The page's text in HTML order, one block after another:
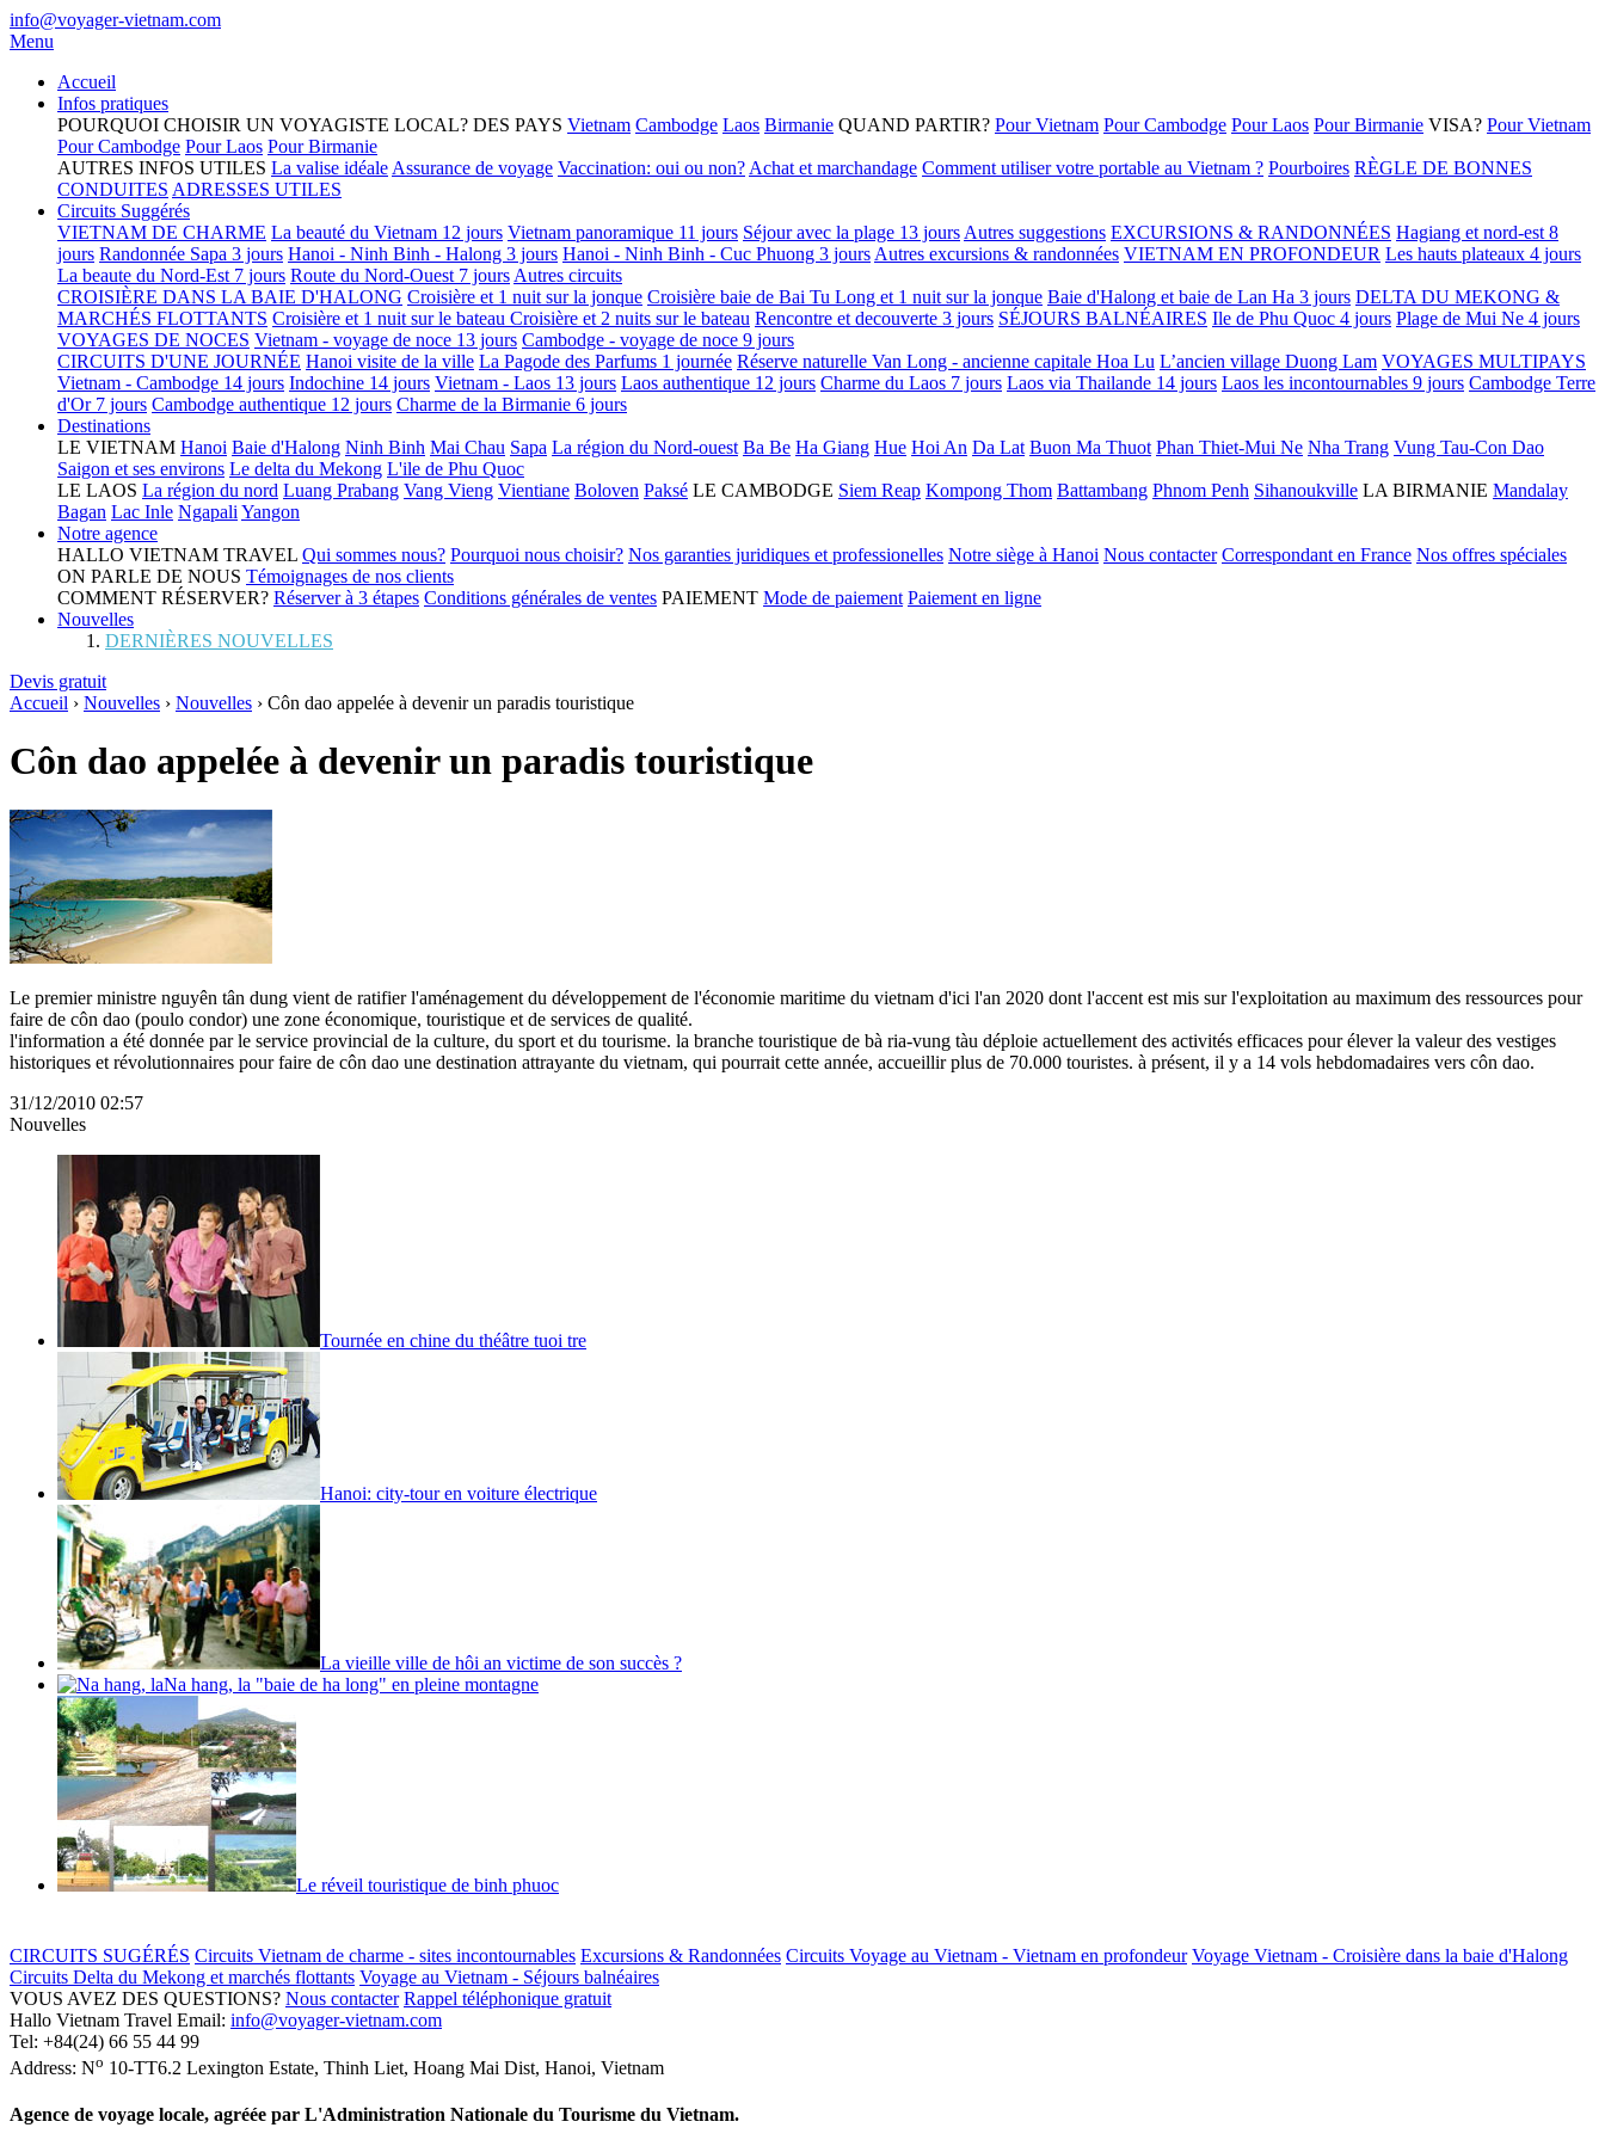
info@voyager-vietnam.com
Menu
Accueil
Infos pratiques
POURQUOI CHOISIR UN VOYAGISTE LOCAL? DES PAYS Vietnam Cambodge Laos Birmanie QUAND PARTIR? Pour Vietnam Pour Cambodge Pour Laos Pour Birmanie VISA? Pour Vietnam
Pour Cambodge Pour Laos Pour Birmanie
AUTRES INFOS UTILES La valise idéale Assurance de voyage Vaccination: oui ou non? Achat et marchandage Comment utiliser votre portable au Vietnam ? Pourboires RÈGLE DE BONNES
CONDUITES ADRESSES UTILES
Circuits Suggérés
VIETNAM DE CHARME La beauté du Vietnam 12 jours Vietnam panoramique 11 jours Séjour avec la plage 13 jours Autres suggestions EXCURSIONS & RANDONNÉES Hagiang et nord-est 8
jours Randonnée Sapa 3 jours Hanoi - Ninh Binh - Halong 3 jours Hanoi - Ninh Binh - Cuc Phuong 3 jours Autres excursions & randonnées VIETNAM EN PROFONDEUR Les hauts plateaux 4 jours
La beaute du Nord-Est 7 jours Route du Nord-Ouest 7 jours Autres circuits
CROISIÈRE DANS LA BAIE D'HALONG Croisière et 1 nuit sur la jonque Croisière baie de Bai Tu Long et 1 nuit sur la jonque Baie d'Halong et baie de Lan Ha 3 jours DELTA DU MEKONG &
MARCHÉS FLOTTANTS Croisière et 1 nuit sur le bateau Croisière et 2 nuits sur le bateau Rencontre et decouverte 3 jours SÉJOURS BALNÉAIRES Ile de Phu Quoc 4 jours Plage de Mui Ne 4 jours
VOYAGES DE NOCES Vietnam - voyage de noce 13 jours Cambodge - voyage de noce 9 jours
CIRCUITS D'UNE JOURNÉE Hanoi visite de la ville La Pagode des Parfums 1 journée Réserve naturelle Van Long - ancienne capitale Hoa Lu L’ancien village Duong Lam VOYAGES MULTIPAYS
Vietnam - Cambodge 14 jours Indochine 14 jours Vietnam - Laos 13 jours Laos authentique 12 jours Charme du Laos 7 jours Laos via Thailande 14 jours Laos les incontournables 9 jours Cambodge Terre
d'Or 7 jours Cambodge authentique 12 jours Charme de la Birmanie 6 jours
Destinations
LE VIETNAM Hanoi Baie d'Halong Ninh Binh Mai Chau Sapa La région du Nord-ouest Ba Be Ha Giang Hue Hoi An Da Lat Buon Ma Thuot Phan Thiet-Mui Ne Nha Trang Vung Tau-Con Dao
Saigon et ses environs Le delta du Mekong L'ile de Phu Quoc
LE LAOS La région du nord Luang Prabang Vang Vieng Vientiane Boloven Paksé LE CAMBODGE Siem Reap Kompong Thom Battambang Phnom Penh Sihanoukville LA BIRMANIE Mandalay
Bagan Lac Inle Ngapali Yangon
Notre agence
HALLO VIETNAM TRAVEL Qui sommes nous? Pourquoi nous choisir? Nos garanties juridiques et professionelles Notre siège à Hanoi Nous contacter Correspondant en France Nos offres spéciales
ON PARLE DE NOUS Témoignages de nos clients
COMMENT RÉSERVER? Réserver à 3 étapes Conditions générales de ventes PAIEMENT Mode de paiement Paiement en ligne
Nouvelles
DERNIÈRES NOUVELLES
Devis gratuit
Accueil › Nouvelles › Nouvelles › Côn dao appelée à devenir un paradis touristique
Côn dao appelée à devenir un paradis touristique
Le premier ministre nguyên tân dung vient de ratifier l'aménagement du développement de l'économie maritime du vietnam d'ici l'an 2020 dont l'accent est mis sur l'exploitation au maximum des ressources pour
faire de côn dao (poulo condor) une zone économique, touristique et de services de qualité.
l'information a été donnée par le service provincial de la culture, du sport et du tourisme. la branche touristique de bà ria-vung tàu déploie actuellement des activités efficaces pour élever la valeur des vestiges
historiques et révolutionnaires pour faire de côn dao une destination attrayante du vietnam, qui pourrait cette année, accueillir plus de 70.000 touristes. à présent, il y a 14 vols hebdomadaires vers côn dao.
31/12/2010 02:57
Nouvelles
Tournée en chine du théâtre tuoi tre
Hanoi: city-tour en voiture électrique
La vieille ville de hôi an victime de son succès ?
Na hang, la "baie de ha long" en pleine montagne
Le réveil touristique de binh phuoc
CIRCUITS SUGÉRÉS Circuits Vietnam de charme - sites incontournables Excursions & Randonnées Circuits Voyage au Vietnam - Vietnam en profondeur Voyage Vietnam - Croisière dans la baie d'Halong
Circuits Delta du Mekong et marchés flottants Voyage au Vietnam - Séjours balnéaires
VOUS AVEZ DES QUESTIONS? Nous contacter Rappel téléphonique gratuit
Hallo Vietnam Travel Email: info@voyager-vietnam.com
Tel: +84(24) 66 55 44 99
Address: No 10-TT6.2 Lexington Estate, Thinh Liet, Hoang Mai Dist, Hanoi, Vietnam
Agence de voyage locale, agréée par L'Administration Nationale du Tourisme du Vietnam.